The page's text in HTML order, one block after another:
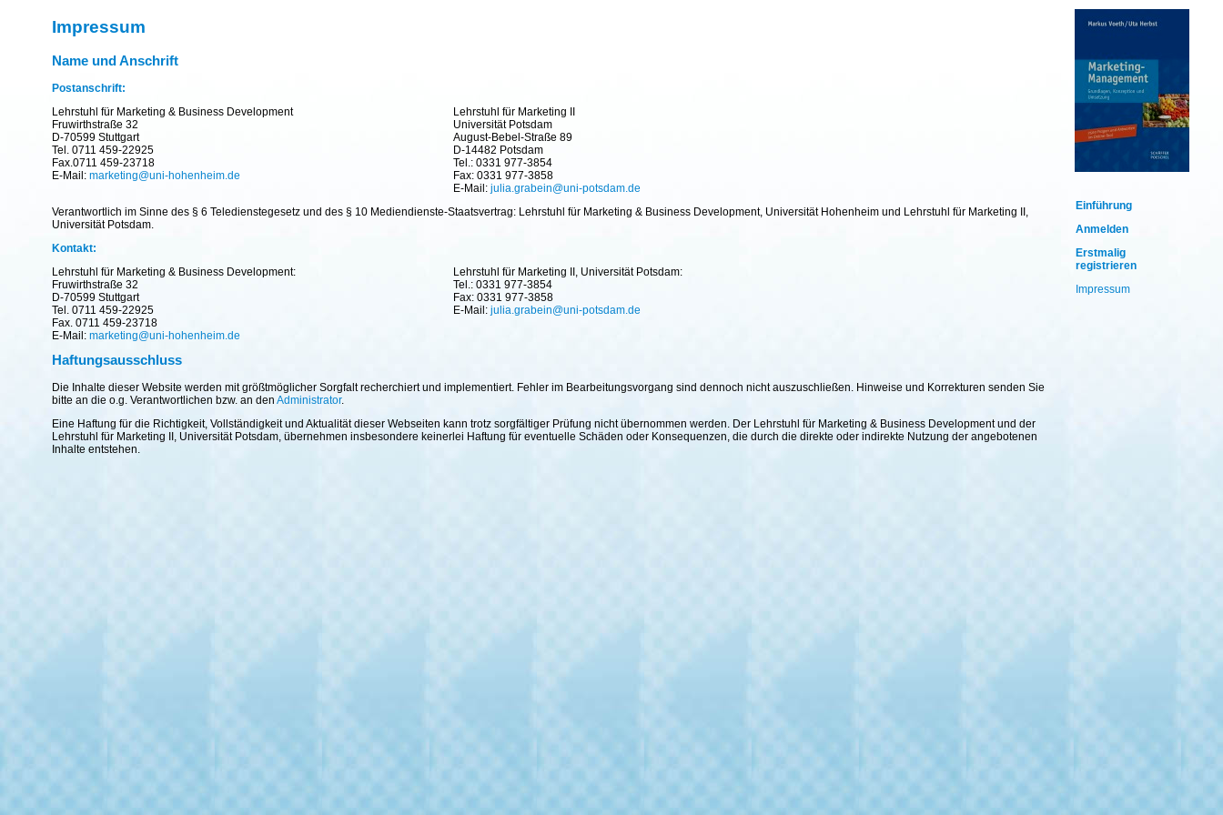
Einführung
Anmelden
Erstmalig
registrieren
Impressum
Impressum
Name und Anschrift
Postanschrift:
Lehrstuhl für Marketing & Business Development
Fruwirthstraße 32
D-70599 Stuttgart
Tel. 0711 459-22925
Fax.0711 459-23718
E-Mail: marketing@uni-hohenheim.de
Lehrstuhl für Marketing II
Universität Potsdam
August-Bebel-Straße 89
D-14482 Potsdam
Tel.: 0331 977-3854
Fax: 0331 977-3858
E-Mail: julia.grabein@uni-potsdam.de
Verantwortlich im Sinne des § 6 Teledienstegesetz und des § 10 Mediendienste-Staatsvertrag: Lehrstuhl für Marketing & Business Development, Universität Hohenheim und Lehrstuhl für Marketing II,
Universität Potsdam.
Kontakt:
Lehrstuhl für Marketing & Business Development:
Fruwirthstraße 32
D-70599 Stuttgart
Tel. 0711 459-22925
Fax. 0711 459-23718
E-Mail: marketing@uni-hohenheim.de
Lehrstuhl für Marketing II, Universität Potsdam:
Tel.: 0331 977-3854
Fax: 0331 977-3858
E-Mail: julia.grabein@uni-potsdam.de
Haftungsausschluss
Die Inhalte dieser Website werden mit größtmöglicher Sorgfalt recherchiert und implementiert. Fehler im Bearbeitungsvorgang sind dennoch nicht auszuschließen. Hinweise und Korrekturen senden Sie
bitte an die o.g. Verantwortlichen bzw. an den Administrator.
Eine Haftung für die Richtigkeit, Vollständigkeit und Aktualität dieser Webseiten kann trotz sorgfältiger Prüfung nicht übernommen werden. Der Lehrstuhl für Marketing & Business Development und der
Lehrstuhl für Marketing II, Universität Potsdam, übernehmen insbesondere keinerlei Haftung für eventuelle Schäden oder Konsequenzen, die durch die direkte oder indirekte Nutzung der angebotenen
Inhalte entstehen.